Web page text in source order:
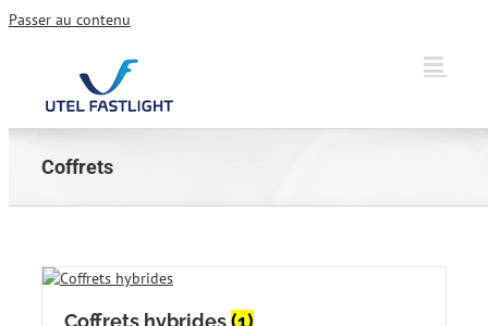
Passer au contenu
Coffrets
Coffrets hybrides(1)